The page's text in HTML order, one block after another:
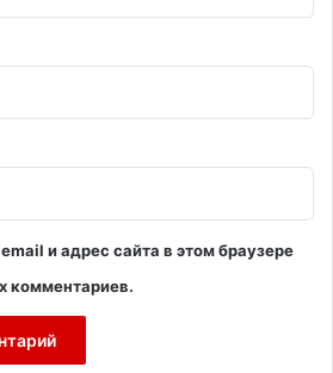
и адрес сайта в этом браузере
комментариев.